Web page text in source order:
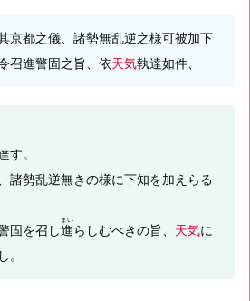
京都之儀、諸勢無乱逆之様可被加下
召進警固之旨、依天気執達如件、
す。
諸勢乱逆無きの様に下知を加えらる
固を召し進
まい
らしむべきの旨、 天気に
。